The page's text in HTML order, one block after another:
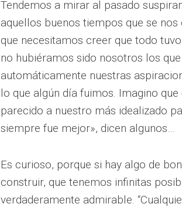
Tendemos a mirar al pasado
aquellos buenos tiempos que se
que necesitamos creer que todo
no hubiéramos sido nosotros los
automáticamente nuestras
lo que algún día fuimos. Imagino
parecido a nuestro más idealizado
siempre fue mejor», dicen algunos…
Es curioso, porque si hay algo de
construir, que tenemos infinitas
verdaderamente admirable.